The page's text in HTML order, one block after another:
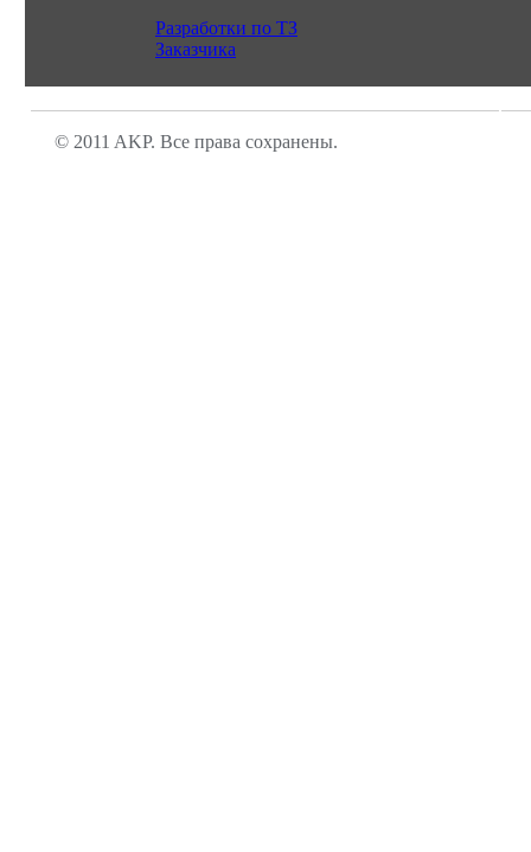
Разработки по ТЗ
Заказчика
© 2011 AKP. Все права сохранены.